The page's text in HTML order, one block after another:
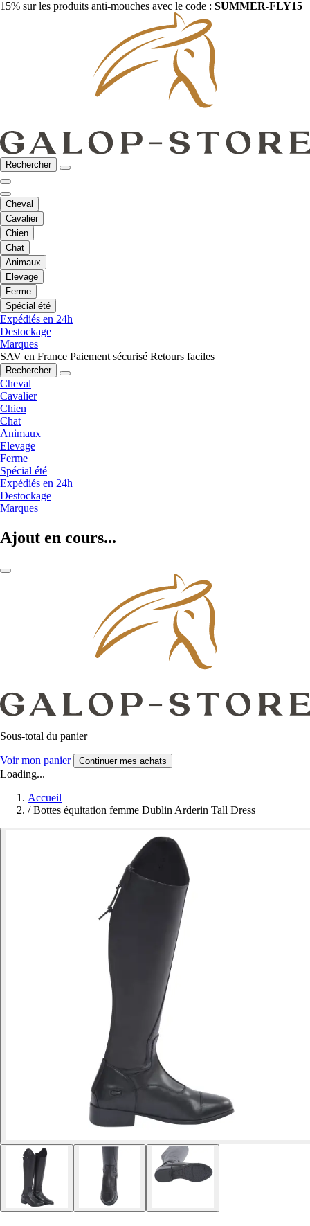
15% sur les produits anti-mouches avec le code : SUMMER-FLY15
Rechercher
Cheval
Cavalier
Chien
Chat
Animaux
Elevage
Ferme
Spécial été
Expédiés en 24h
Destockage
Marques
SAV en France Paiement sécurisé Retours faciles
Rechercher
Cheval
Cavalier
Chien
Chat
Animaux
Elevage
Ferme
Spécial été
Expédiés en 24h
Destockage
Marques
Ajout en cours...
Sous-total du panier
Voir mon panier Continuer mes achats
Loading...
Accueil
/ Bottes équitation femme Dublin Arderin Tall Dress